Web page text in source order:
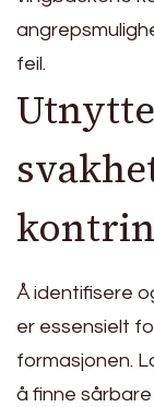
feil.
Å identifisere
er essensielt
formasjonen.
å finne